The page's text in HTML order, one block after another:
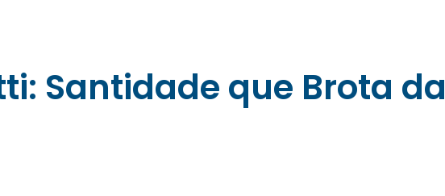
Santidade que Brota da